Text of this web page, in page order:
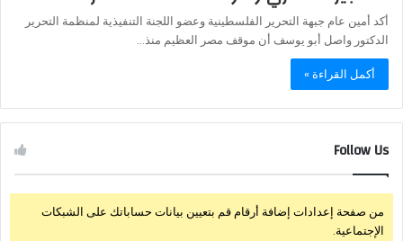
أكد أمين عام جبهة التحرير الفلسطينية وعضو اللجنة التنفيذية لمنظمة التحرير
الدكتور واصل أبو يوسف أن موقف مصر العظيم منذ…
أكمل القراءة »
Follow Us
من صفحة إعدادات إضافة أرقام قم بتعيين بيانات حساباتك على الشبكات
الإجتماعية.